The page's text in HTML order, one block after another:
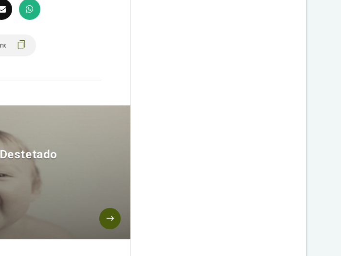
Destetado